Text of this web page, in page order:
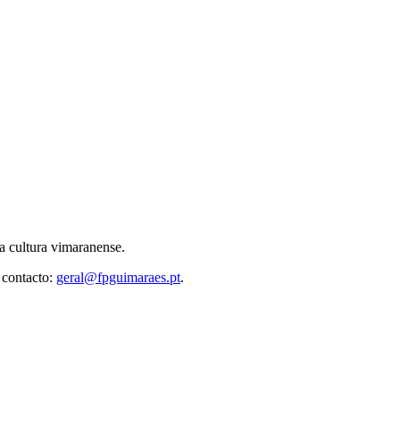
cultura vimaranense.
geral@fpguimaraes.pt.